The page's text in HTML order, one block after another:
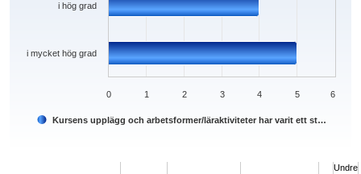
Kursens upplägg och arbetsformer/läraktiviteter har varit ett st…
i mycket hög grad
i hög grad
0 1 2 3 4 5 6
Undre